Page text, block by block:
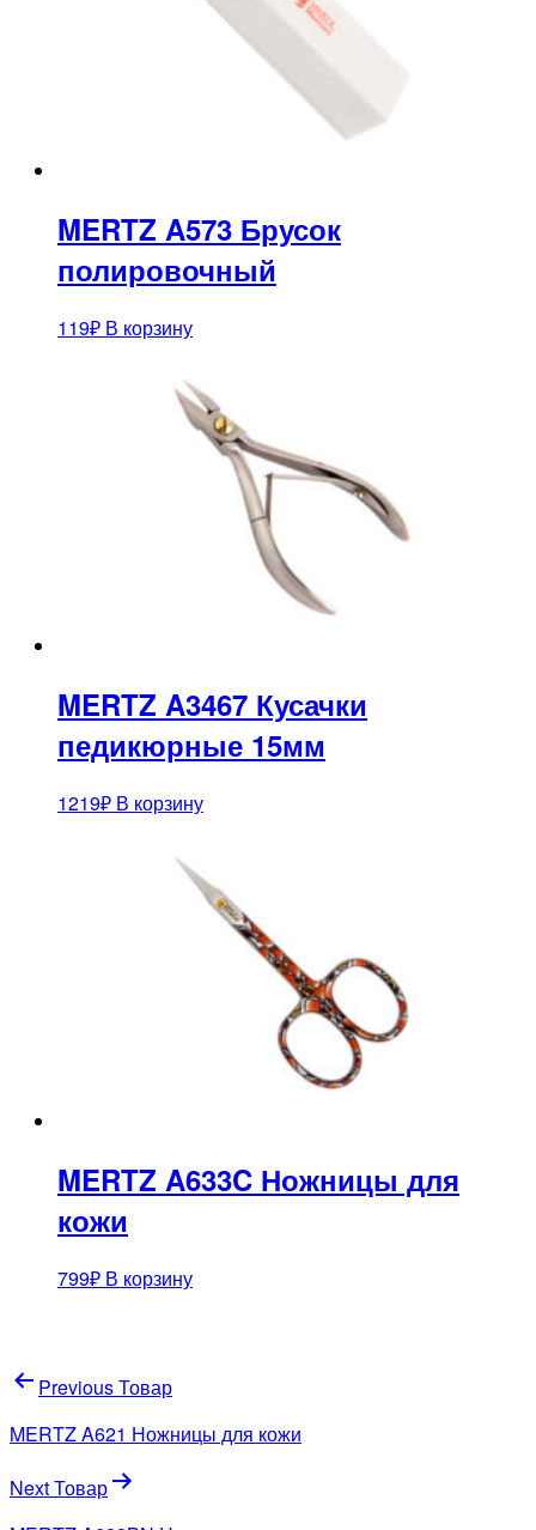
MERTZ A573 Брусок
полировочный
119₽ В корзину
MERTZ A3467 Кусачки
педикюрные 15мм
1219₽ В корзину
MERTZ A633C Ножницы для
кожи
799₽ В корзину
Навигация
по
записям
Previous Товар
MERTZ A621 Ножницы для кожи
Next Товар